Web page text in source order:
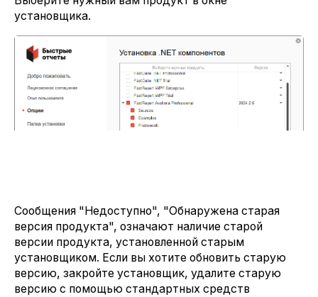
установщика.
Сообщения "Недоступно", "Обнаружена старая
версия продукта", означают наличие старой
версии продукта, установленной старым
установщиком. Если вы хотите обновить старую
версию, закройте установщик, удалите старую
версию с помощью стандартных средств